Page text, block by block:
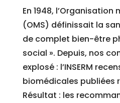
En 1948,
(OMS) définissait la
de complet bien-être
social ». Depuis, nos
explosé : l’INSERM
biomédicales publiées
Résultat : les